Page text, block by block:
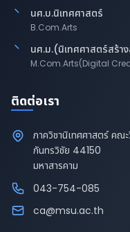
นศ.บ.นิเทศศาสตร์
B.Com.Arts
นศ.ม.(นิเทศศาสตร์สร้า
M.Com.Arts(Digital
ติดต่อเรา
ภาควิชานิเทศศาสตร์ คณ
กันทรวิชัย 44150
มหาสารคาม
043-754-085
ca@msu.ac.th